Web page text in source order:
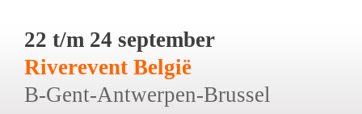
22 t/m 24 september
Riverevent België
B-Gent-Antwerpen-Brussel